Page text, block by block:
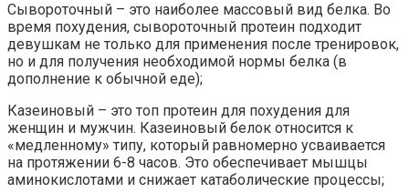
Сывороточный – это наиболее массовый вид белка. Во
время похудения, сывороточный протеин подходит
девушкам не только для применения после тренировок,
но и для получения необходимой нормы белка (в
дополнение к обычной еде);
Казеиновый – это топ протеин для похудения для
женщин и мужчин. Казеиновый белок относится к
«медленному» типу, который равномерно усваивается
на протяжении 6-8 часов. Это обеспечивает мышцы
аминокислотами и снижает катаболические процессы;